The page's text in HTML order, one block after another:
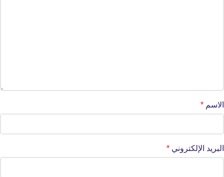
الاسم *
البريد الإلكتروني *